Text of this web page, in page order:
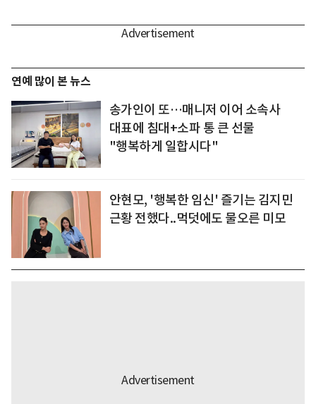
연예 많이 본 뉴스
송가인이 또…매니저 이어 소속사
대표에 침대+소파 통 큰 선물
"행복하게 일합시다"
안현모, '행복한 임신' 즐기는 김지민
근황 전했다..먹덧에도 물오른 미모